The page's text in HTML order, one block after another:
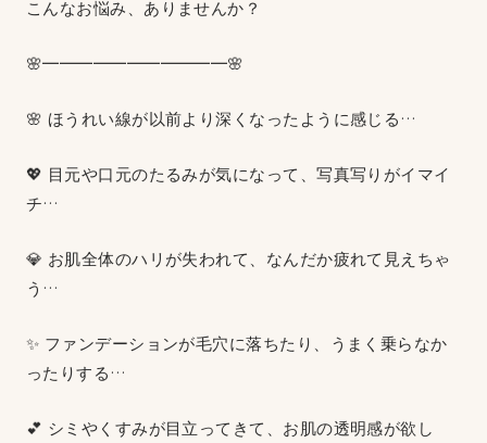
こんなお悩み、ありませんか？
🌸━━━━━━━━━━━🌸
🌸 ほうれい線が以前より深くなったように感じる…
💖 目元や口元のたるみが気になって、写真写りがイマイ
チ…
💎 お肌全体のハリが失われて、なんだか疲れて見えちゃ
う…
✨ ファンデーションが毛穴に落ちたり、うまく乗らなか
ったりする…
💕 シミやくすみが目立ってきて、お肌の透明感が欲し